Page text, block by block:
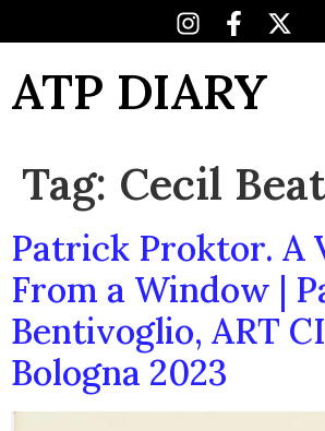
ATP DIARY
Tag: Cecil
Patrick Proktor. A
From a Window |
Bentivoglio, ART
Bologna 2023